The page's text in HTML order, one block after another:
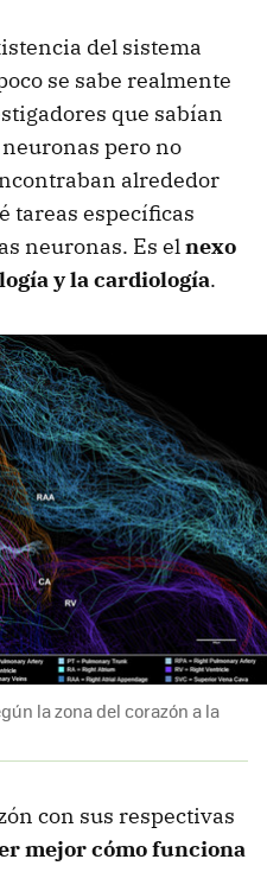
del sistema
se sabe realmente
que sabían
pero no
alrededor
tareas específicas
neuronas. Es elnexo
y la cardiología.
la zona del corazón a la
con sus respectivas
mejor cómo funciona